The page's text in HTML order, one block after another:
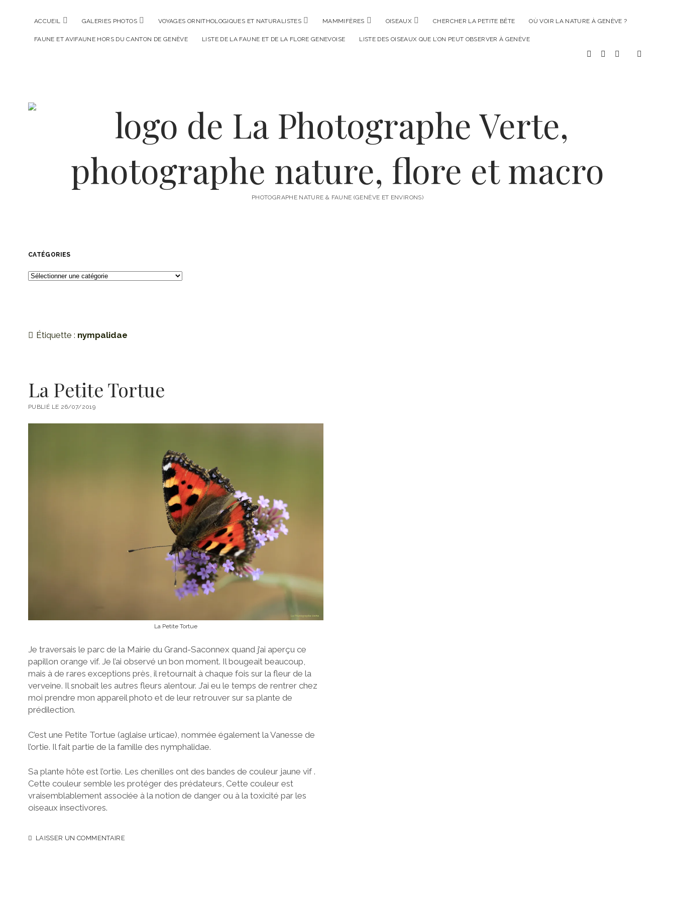
ACCUEIL ouvrirGALERIES PHOTOS ouvrirVOYAGES ORNITHOLOGIQUES ET NATURALISTES ouvrir
MAMMIFÈRES ouvrirOISEAUX ouvrirCHERCHER LA PETITE BÊTE OÙ VOIR LA NATURE À GENÈVE ?
FAUNE ET AVIFAUNE HORS DU CANTON DE GENÈVE LISTE DE LA FAUNE ET DE LA FLORE GENEVOISE LISTE DES OISEAUX QUE L’ON PEUT OBSERVER À GENÈVE
facebookinstagram
email
La
Photographe
PHOTOGRAPHE NATURE & FAUNE (GENÈVE ET ENVIRONS)
CATÉGORIES
Catégories
Étiquette : nympalidae
La Petite Tortue
PUBLIÉ LE 26/07/2019
La Petite Tortue
Je traversais le parc de la Mairie du Grand-Saconnex quand j’ai aperçu ce
papillon orange vif. Je l’ai observé un bon moment. Il bougeait beaucoup,
mais à de rares exceptions près, il retournait à chaque fois sur la fleur de la
verveine. Il snobait les autres fleurs alentour. J’ai eu le temps de rentrer chez
moi prendre mon appareil photo et de leur retrouver sur sa plante de
prédilection.
C’est une Petite Tortue (aglaise urticae), nommée également la Vanesse de
l’ortie. Il fait partie de la famille des nymphalidae.
Sa plante hôte est l’ortie. Les chenilles ont des bandes de couleur jaune vif .
Cette couleur semble les protéger des prédateurs, Cette couleur est
vraisemblablement associée à la notion de danger ou à la toxicité par les
oiseaux insectivores.
LAISSER UN COMMENTAIRE